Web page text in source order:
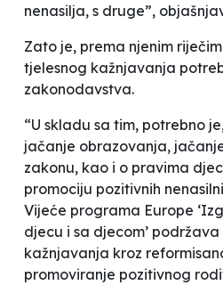
nenasilja, s druge”,
Zato je, prema njenim
tjelesnog kažnjavanja
zakonodavstva.
“U skladu sa tim, potrebno
jačanje obrazovanja,
zakonu, kao i o pravima
promociju pozitivnih
Vijeće programa Europe
djecu i sa djecom’
kažnjavanja kroz
promoviranje pozitivnog